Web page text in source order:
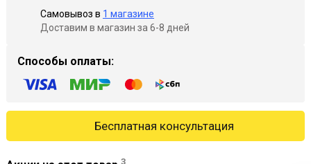
Самовывоз в 1 магазине
Доставим в магазин за 6-8 дней
Способы оплаты:
Бесплатная консультация
3